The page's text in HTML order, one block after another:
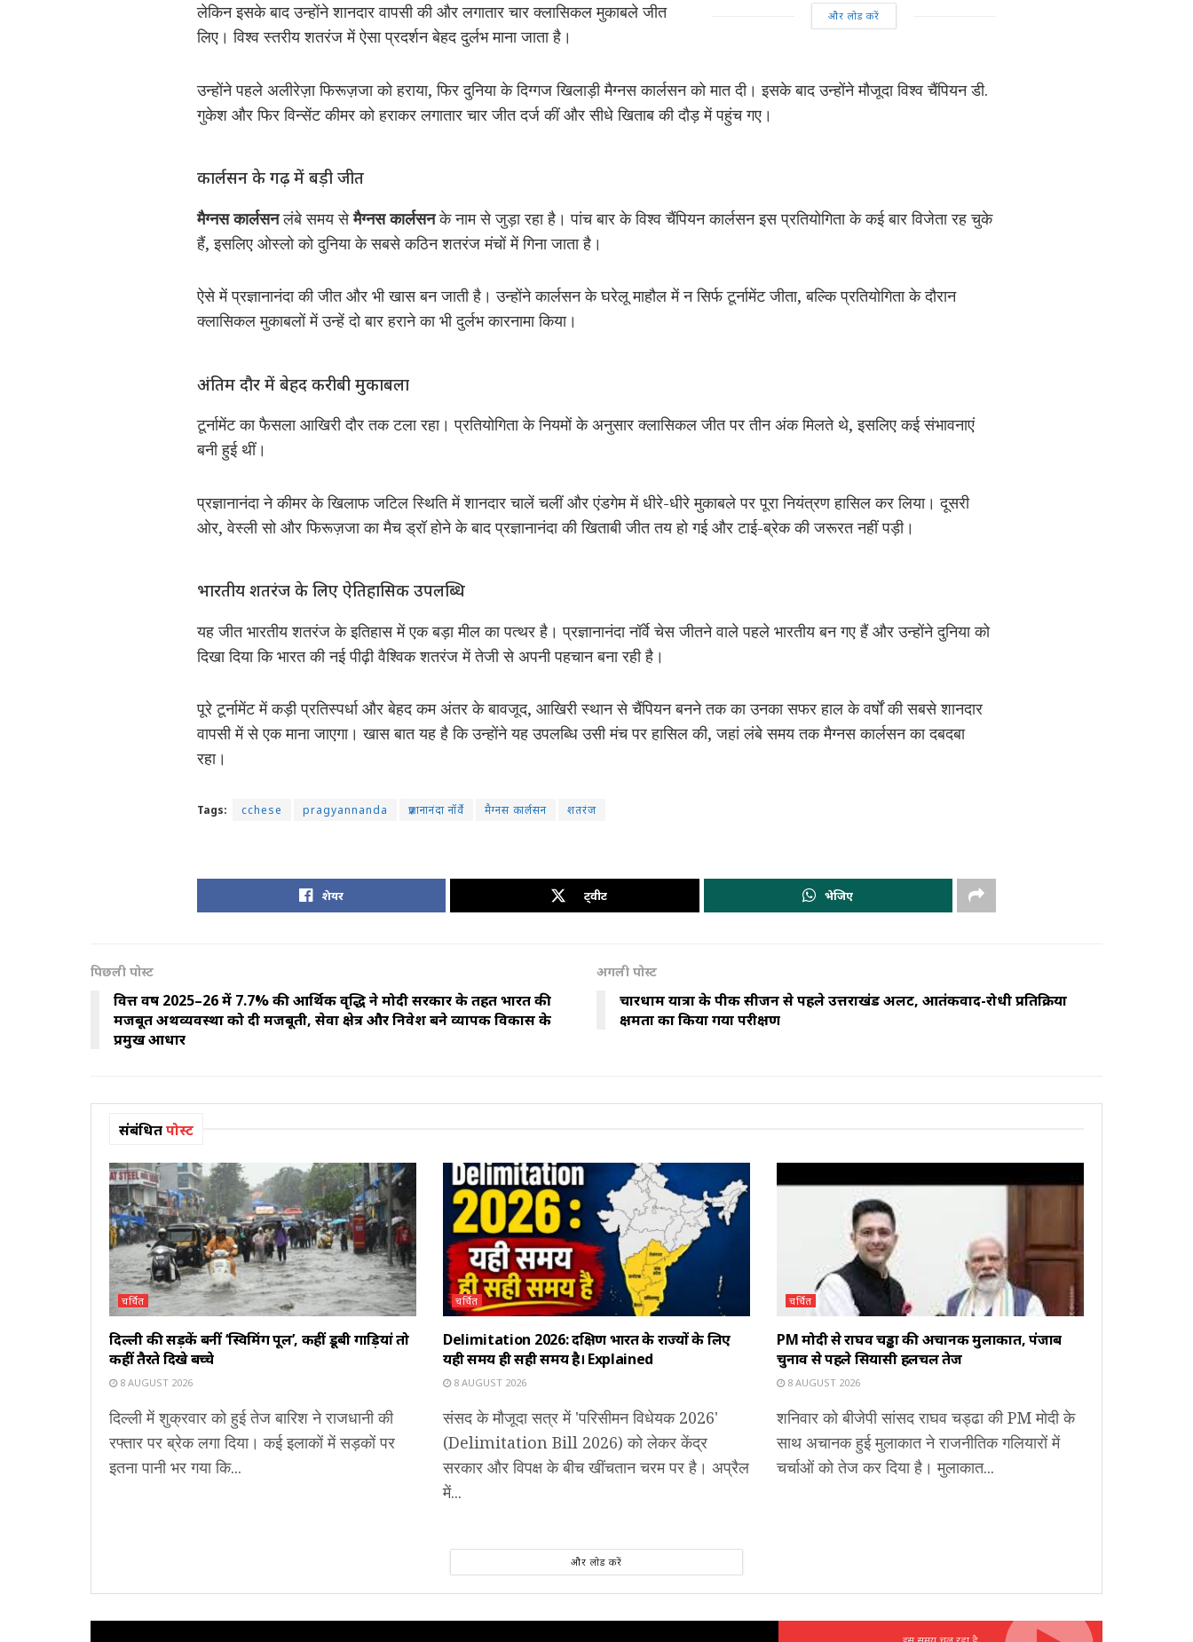
और लोड करें
लेकिन इसके बाद उन्होंने शानदार वापसी की और लगातार चार क्लासिकल मुकाबले जीत
लिए। विश्व स्तरीय शतरंज में ऐसा प्रदर्शन बेहद दुर्लभ माना जाता है।
उन्होंने पहले अलीरेज़ा फिरूज़जा को हराया, फिर दुनिया के दिग्गज खिलाड़ी मैग्नस कार्लसन को मात दी। इसके बाद उन्होंने मौजूदा विश्व चैंपियन डी.
गुकेश और फिर विन्सेंट कीमर को हराकर लगातार चार जीत दर्ज कीं और सीधे खिताब की दौड़ में पहुंच गए।
कार्लसन के गढ़ में बड़ी जीत
मैग्नस कार्लसनलंबे समय सेमैग्नस कार्लसनके नाम से जुड़ा रहा है। पांच बार के विश्व चैंपियन कार्लसन इस प्रतियोगिता के कई बार विजेता रह चुके
हैं, इसलिए ओस्लो को दुनिया के सबसे कठिन शतरंज मंचों में गिना जाता है।
ऐसे में प्रज्ञानानंदा की जीत और भी खास बन जाती है। उन्होंने कार्लसन के घरेलू माहौल में न सिर्फ टूर्नामेंट जीता, बल्कि प्रतियोगिता के दौरान
क्लासिकल मुकाबलों में उन्हें दो बार हराने का भी दुर्लभ कारनामा किया।
अंतिम दौर में बेहद करीबी मुकाबला
टूर्नामेंट का फैसला आखिरी दौर तक टला रहा। प्रतियोगिता के नियमों के अनुसार क्लासिकल जीत पर तीन अंक मिलते थे, इसलिए कई संभावनाएं
बनी हुई थीं।
प्रज्ञानानंदा ने कीमर के खिलाफ जटिल स्थिति में शानदार चालें चलीं और एंडगेम में धीरे-धीरे मुकाबले पर पूरा नियंत्रण हासिल कर लिया। दूसरी
ओर, वेस्ली सो और फिरूज़जा का मैच ड्रॉ होने के बाद प्रज्ञानानंदा की खिताबी जीत तय हो गई और टाई-ब्रेक की जरूरत नहीं पड़ी।
भारतीय शतरंज के लिए ऐतिहासिक उपलब्धि
यह जीत भारतीय शतरंज के इतिहास में एक बड़ा मील का पत्थर है। प्रज्ञानानंदा नॉर्वे चेस जीतने वाले पहले भारतीय बन गए हैं और उन्होंने दुनिया को
दिखा दिया कि भारत की नई पीढ़ी वैश्विक शतरंज में तेजी से अपनी पहचान बना रही है।
पूरे टूर्नामेंट में कड़ी प्रतिस्पर्धा और बेहद कम अंतर के बावजूद, आखिरी स्थान से चैंपियन बनने तक का उनका सफर हाल के वर्षों की सबसे शानदार
वापसी में से एक माना जाएगा। खास बात यह है कि उन्होंने यह उपलब्धि उसी मंच पर हासिल की, जहां लंबे समय तक मैग्नस कार्लसन का दबदबा
रहा।
Tags: cchese pragyannanda प्रज्ञानानंदा नॉर्वे मैग्नस कार्लसन शतरंज
शेयर ट्वीट भेजिए
पिछली पोस्ट
वित्त वर्ष 2025–26 में 7.7% की आर्थिक वृद्धि ने मोदी सरकार के तहत भारत की
मजबूत अर्थव्यवस्था को दी मजबूती, सेवा क्षेत्र और निवेश बने व्यापक विकास के
प्रमुख आधार
अगली पोस्ट
चारधाम यात्रा के पीक सीजन से पहले उत्तराखंड अलर्ट, आतंकवाद-रोधी प्रतिक्रिया
क्षमता का किया गया परीक्षण
संबंधितपोस्ट
चर्चित
दिल्ली की सड़कें बनीं ‘स्विमिंग पूल’, कहीं डूबी गाड़ियां तो
कहीं तैरते दिखे बच्चे
8 AUGUST 2026
दिल्ली में शुक्रवार को हुई तेज बारिश ने राजधानी की
रफ्तार पर ब्रेक लगा दिया। कई इलाकों में सड़कों पर
इतना पानी भर गया कि...
चर्चित
Delimitation 2026: दक्षिण भारत के राज्यों के लिए
यही समय ही सही समय है। Explained
8 AUGUST 2026
संसद के मौजूदा सत्र में 'परिसीमन विधेयक 2026'
(Delimitation Bill 2026) को लेकर केंद्र
सरकार और विपक्ष के बीच खींचतान चरम पर है। अप्रैल
में...
चर्चित
PM मोदी से राघव चड्ढा की अचानक मुलाकात, पंजाब
चुनाव से पहले सियासी हलचल तेज
8 AUGUST 2026
शनिवार को बीजेपी सांसद राघव चड्ढा की PM मोदी के
साथ अचानक हुई मुलाकात ने राजनीतिक गलियारों में
चर्चाओं को तेज कर दिया है। मुलाकात...
और लोड करें